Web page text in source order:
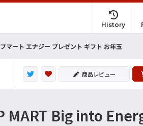
History
マート エナジー プレゼント ギフト お年玉
商品レビュー
MART Big into